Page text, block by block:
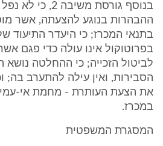
בנוסף גורסת
ההבהרות בנוגע להצעתה, אשר
בתנאי המכרז; כי היעדר התיעוד
בפרוטוקול אינו עולה כדי פגם
לביטול הזכייה; כי ההחלטה
הסבירות, ואין עילה להתערב בה;
את הצעת העותרת - מחמת אי-
במכרז.
המסגרת המשפטית